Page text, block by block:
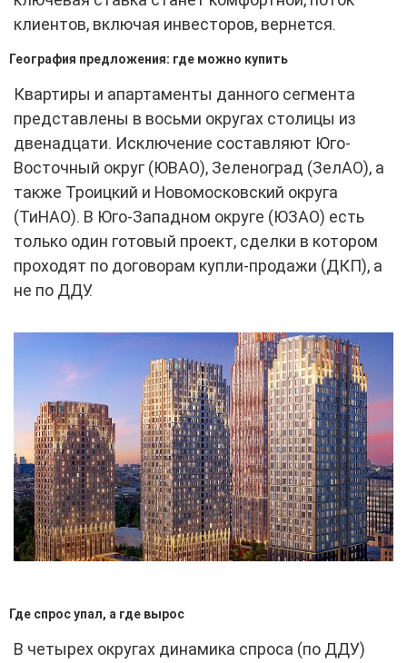
клиентов, включая инвесторов, вернется.
География предложения: где можно купить
Квартиры и апартаменты данного сегмента
представлены в восьми округах столицы из
двенадцати. Исключение составляют Юго-
Восточный округ (ЮВАО), Зеленоград (ЗелАО), а
также Троицкий и Новомосковский округа
(ТиНАО). В Юго-Западном округе (ЮЗАО) есть
только один готовый проект, сделки в котором
проходят по договорам купли-продажи (ДКП), а
не по ДДУ.
Где спрос упал, а где вырос
В четырех округах динамика спроса (по ДДУ)